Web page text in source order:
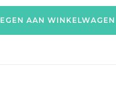
AAN WINKELWAGEN